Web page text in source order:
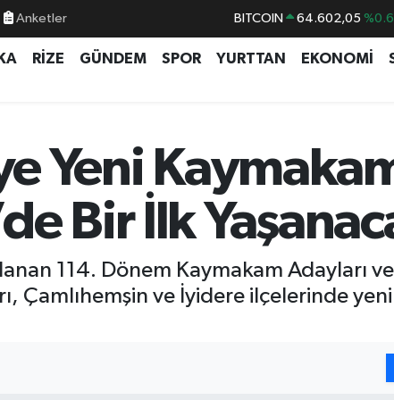
Anketler BITCOIN 64.602,05
DOLAR 47,5986
6513.94
BİST100 13.768
RİZE GÜNDEM SPOR YURTTAN EKONOMİ
Yeni
Bir İlk
114. Dönem Kaymakam Adayları
Çamlıhemşin ve İyidere ilçelerinde